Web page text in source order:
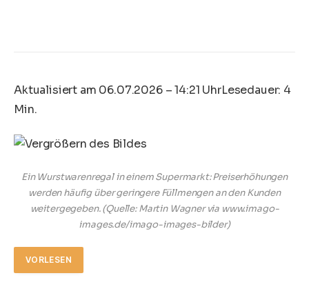
Aktualisiert am 06.07.2026 – 14:21 UhrLesedauer: 4
Min.
Ein Wurstwarenregal in einem Supermarkt: Preiserhöhungen
werden häufig über geringere Füllmengen an den Kunden
weitergegeben.(Quelle: Martin Wagner via www.imago-
images.de/imago-images-bilder)
VORLESEN